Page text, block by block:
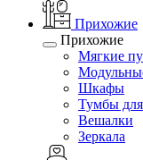
Прихожие
Прихожие
Мягкие
Шкафы
Тумбы
Вешалки
Зеркала